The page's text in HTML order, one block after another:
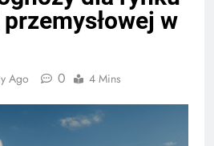
w
Ago 0 4 Mins